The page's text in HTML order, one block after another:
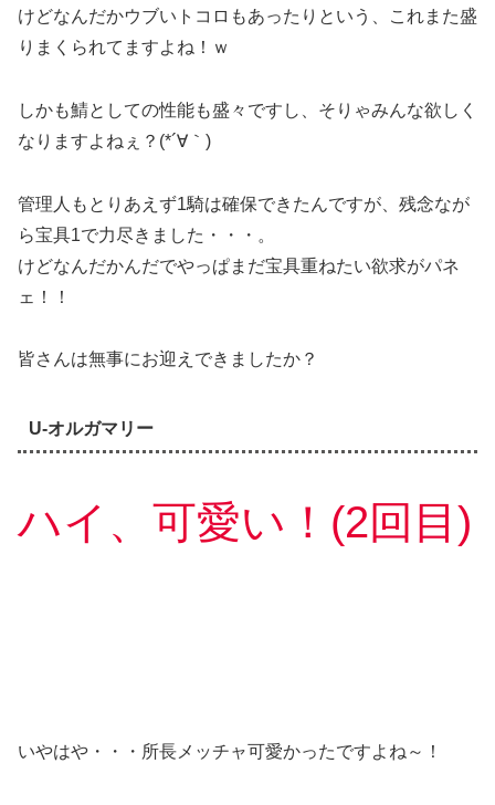
けどなんだかウブいトコロもあったりという、これまた盛
りまくられてますよね！ｗ
しかも鯖としての性能も盛々ですし、そりゃみんな欲しく
なりますよねぇ？(*´∀｀)
管理人もとりあえず1騎は確保できたんですが、残念なが
ら宝具1で力尽きました・・・。
けどなんだかんだでやっぱまだ宝具重ねたい欲求がパネ
ェ！！
皆さんは無事にお迎えできましたか？
U-オルガマリー
ハイ、可愛い！(2回目)
いやはや・・・所長メッチャ可愛かったですよね～！